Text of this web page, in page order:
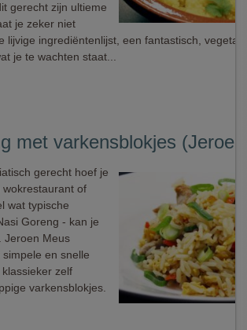
gerecht zijn ultieme
je zeker niet
lijvige ingrediëntenlijst, een fantastisch,
je te wachten staat...
met varkensblokjes
gerecht hoef je
of
wat typische
Goreng - kan je
Jeroen Meus
en snelle
zelf
varkensblokjes.